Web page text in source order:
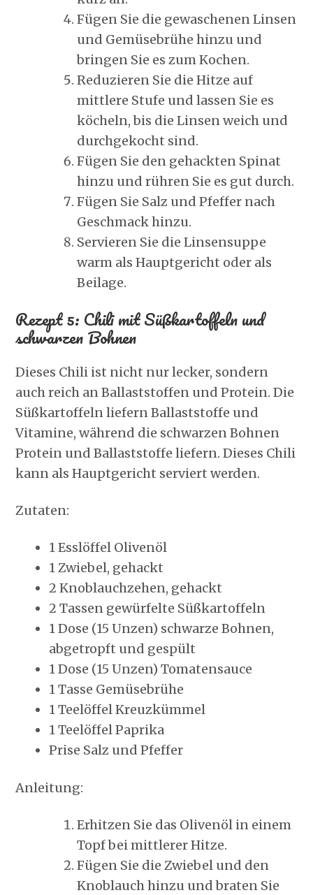
Fügen Sie die gewaschenen Linsen
und Gemüsebrühe hinzu und
bringen Sie es zum Kochen.
Reduzieren Sie die Hitze auf
mittlere Stufe und lassen Sie es
köcheln, bis die Linsen weich und
durchgekocht sind.
Fügen Sie den gehackten Spinat
hinzu und rühren Sie es gut durch.
Fügen Sie Salz und Pfeffer nach
Geschmack hinzu.
Servieren Sie die Linsensuppe
warm als Hauptgericht oder als
Beilage.
Rezept 5: Chili mit Süßkartoffeln und
schwarzen Bohnen
Dieses Chili ist nicht nur lecker, sondern
auch reich an Ballaststoffen und Protein. Die
Süßkartoffeln liefern Ballaststoffe und
Vitamine, während die schwarzen Bohnen
Protein und Ballaststoffe liefern. Dieses Chili
kann als Hauptgericht serviert werden.
Zutaten:
1 Esslöffel Olivenöl
1 Zwiebel, gehackt
2 Knoblauchzehen, gehackt
2 Tassen gewürfelte Süßkartoffeln
1 Dose (15 Unzen) schwarze Bohnen,
abgetropft und gespült
1 Dose (15 Unzen) Tomatensauce
1 Tasse Gemüsebrühe
1 Teelöffel Kreuzkümmel
1 Teelöffel Paprika
Prise Salz und Pfeffer
Anleitung:
Erhitzen Sie das Olivenöl in einem
Topf bei mittlerer Hitze.
Fügen Sie die Zwiebel und den
Knoblauch hinzu und braten Sie